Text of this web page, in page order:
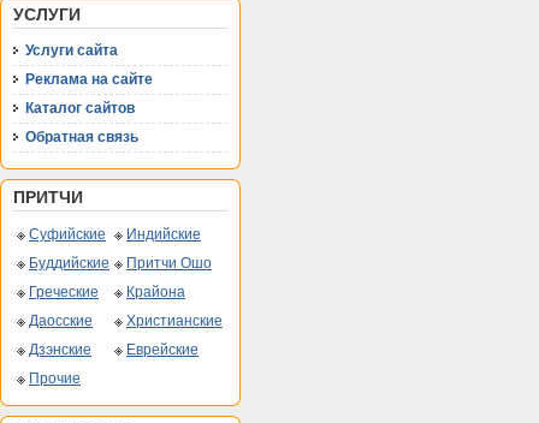
УСЛУГИ
Услуги сайта
Реклама на сайте
Каталог сайтов
Обратная связь
ПРИТЧИ
Суфийские
Индийские
Буддийские
Притчи Ошо
Греческие
Крайона
Даосские
Христианские
Дзэнские
Еврейские
Прочие